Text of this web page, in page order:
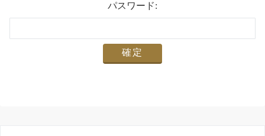
パスワード: